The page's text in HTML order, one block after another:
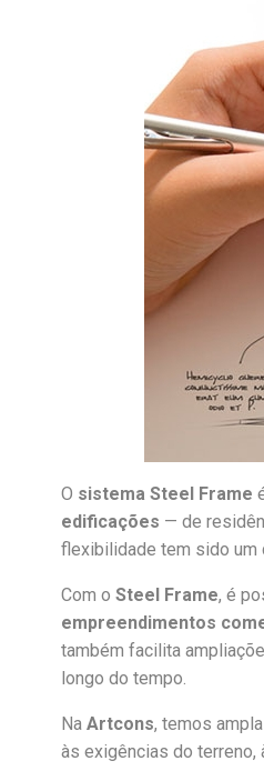
O sistema Steel Frame
edificações — de
flexibilidade tem sido um
Com o Steel Frame, é
empreendimentos
também facilita
longo do tempo.
Na Artcons, temos
às exigências do